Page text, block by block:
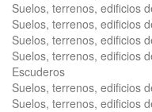
Suelos, terrenos, edificios
Suelos, terrenos, edificios
Suelos, terrenos, edificios
Suelos, terrenos, edificios
Escuderos
Suelos, terrenos, edificios
Suelos, terrenos, edificios